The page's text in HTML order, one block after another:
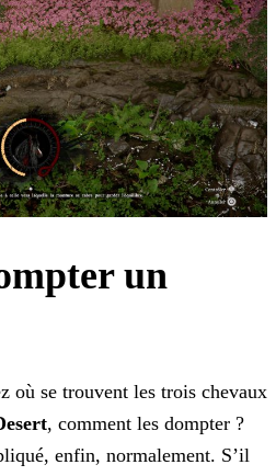
un
où se trouvent les trois chevaux
, comment les dompter ?
enfin, normalement. S’il